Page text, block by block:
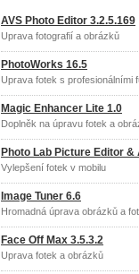
AVS Photo Editor 3.2.5.169
Úprava fotografií a obrázků
PhotoWorks 16.5
Úprava fotek s profesionálními
Magic Enhancer Lite 1.0
Doplněk na úpravu fotek a
Photo Lab Picture Editor &
Vylepšení fotek v mobilu
Image Tuner 6.6
Hromadná úprava obrázků a
Face Off Max 3.5.3.2
Úprava fotek a obrázků